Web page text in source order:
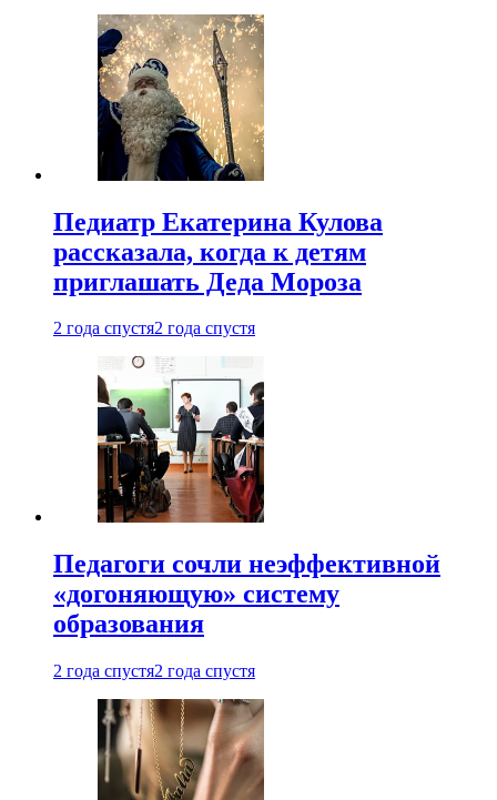
Педиатр Екатерина Кулова
рассказала, когда к детям
приглашать Деда Мороза
2 года спустя2 года спустя
Педагоги сочли неэффективной
«догоняющую» систему
образования
2 года спустя2 года спустя